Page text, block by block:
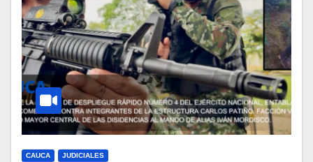
CAUCA JUDICIALES